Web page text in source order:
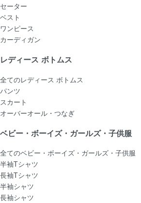
セーター
ベスト
ワンピース
カーディガン
レディース ボトムス
全てのレディース ボトムス
パンツ
スカート
オーバーオール・つなぎ
ベビー・ボーイズ・ガールズ・子供服
全てのベビー・ボーイズ・ガールズ・子供服
半袖Tシャツ
長袖Tシャツ
半袖シャツ
長袖シャツ